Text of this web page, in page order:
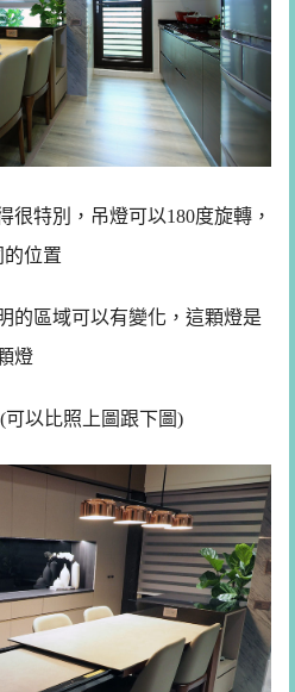
很特別，吊燈可以180度旋轉，
位置
的區域可以有變化，這顆燈是
燈
以比照上圖跟下圖)